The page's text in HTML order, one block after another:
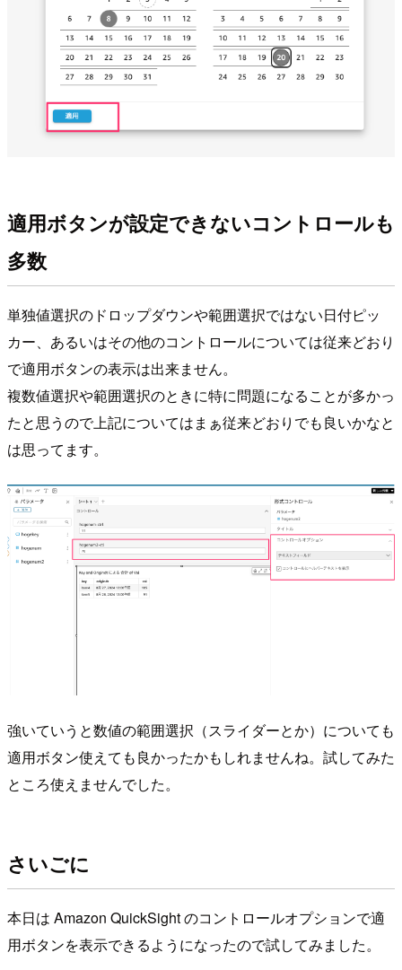
適用ボタンが設定できないコントロールも
多数
単独値選択のドロップダウンや範囲選択ではない日付ピッ
カー、あるいはその他のコントロールについては従来どおり
で適用ボタンの表示は出来ません。
複数値選択や範囲選択のときに特に問題になることが多かっ
たと思うので上記についてはまぁ従来どおりでも良いかなと
は思ってます。
強いていうと数値の範囲選択（スライダーとか）についても
適用ボタン使えても良かったかもしれませんね。試してみた
ところ使えませんでした。
さいごに
本日は Amazon QuickSight のコントロールオプションで適
用ボタンを表示できるようになったので試してみました。